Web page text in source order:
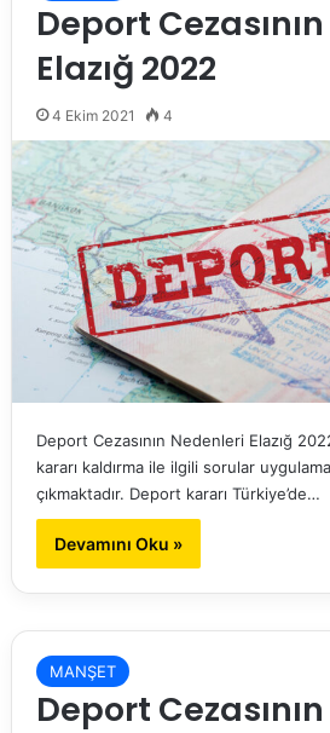
Deport
Elazığ 2022
4 Ekim 2021 4
Deport Cezasının Nedenleri Elazığ
kararı kaldırma ile ilgili sorular
çıkmaktadır. Deport kararı Türkiye’de…
Devamını Oku »
MANŞET
Deport